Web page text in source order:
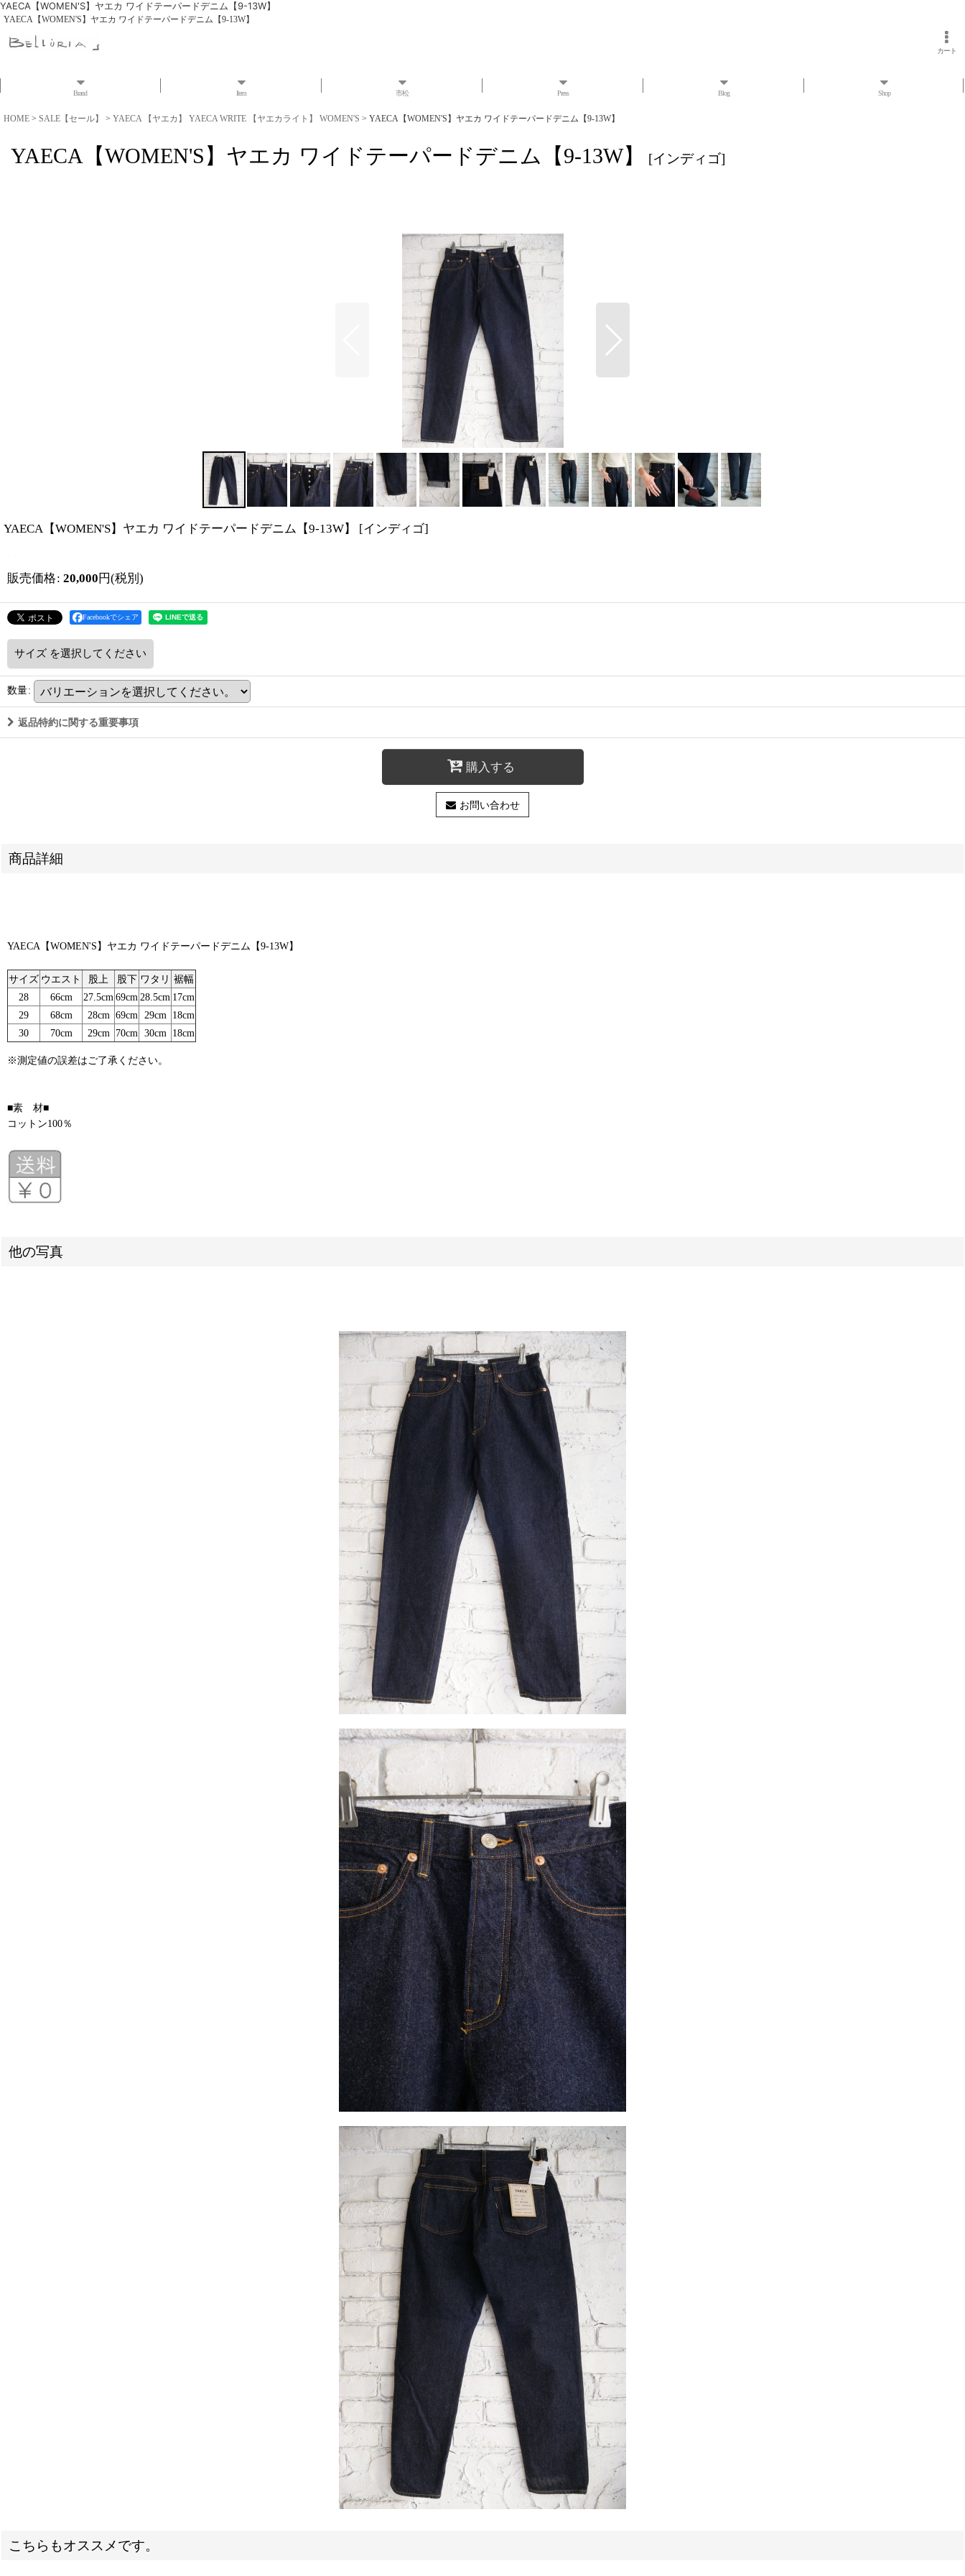
YAECA【WOMEN'S】ヤエカ ワイドテーパードデニム【9-13W】
YAECA【WOMEN'S】ヤエカ ワイドテーパードデニム【9-13W】
カート
Brand Item 市松 Press Blog Shop
HOME > SALE【セール】 > YAECA 【ヤエカ】 YAECA WRITE 【ヤエカライト】 WOMEN'S > YAECA【WOMEN'S】ヤエカ ワイドテーパードデニム【9-13W】
YAECA【WOMEN'S】ヤエカ ワイドテーパードデニム【9-13W】 [インディゴ]
YAECA【WOMEN'S】ヤエカ ワイドテーパードデニム【9-13W】 [インディゴ]
販売価格: 20,000 円(税別)
Facebookでシェア
サイズ を選択してください
数量:
返品特約に関する重要事項
購入する
お問い合わせ
商品詳細
YAECA【WOMEN'S】ヤエカ ワイドテーパードデニム【9-13W】
サイズ ウエスト 股上 股下 ワタリ 裾幅
28
66cm 27.5cm 69cm 28.5cm 17cm
29
68cm 28cm 69cm 29cm
18cm
30
70cm 29cm 70cm 30cm 18cm
※測定値の誤差はご了承ください。
■素 材■
コットン100％
他の写真
こちらもオススメです。